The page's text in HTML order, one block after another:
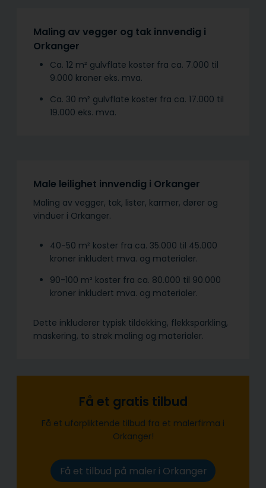
Maling av vegger og tak innvendig i
Orkanger
Ca. 12 m² gulvflate koster fra ca. 7.000 til
9.000 kroner eks. mva.
Ca. 30 m² gulvflate koster fra ca. 17.000 til
19.000 eks. mva.
Male leilighet innvendig i Orkanger
Maling av vegger, tak, lister, karmer, dører og
vinduer i Orkanger.
40-50 m² koster fra ca. 35.000 til 45.000
kroner inkludert mva. og materialer.
90-100 m² koster fra ca. 80.000 til 90.000
kroner inkludert mva. og materialer.
Dette inkluderer typisk tildekking, flekksparkling,
maskering, to strøk maling og materialer.
Få et gratis tilbud
Få et uforpliktende tilbud fra et malerfirma i
Orkanger!
Få et tilbud på maler i Orkanger